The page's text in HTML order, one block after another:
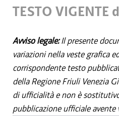
TESTO
Avviso legale:Il presente
variazioni nella veste grafica
corrispondente testo
della Regione Friuli Venezia
di ufficialità e non è
pubblicazione ufficiale avente